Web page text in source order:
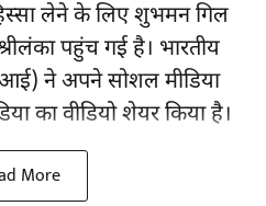
लेने के लिए शुभमन गिल
पहुंच गई है। भारतीय
ने अपने सोशल मीडिया
का वीडियो शेयर किया है।
More